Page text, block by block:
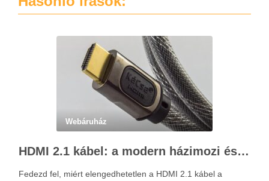
Webáruház
HDMI 2.1 kábel: a modern házimozi és játékok alapja – Kácsa Audió megoldások
Fedezd fel, miért elengedhetetlen a HDMI 2.1 kábel a